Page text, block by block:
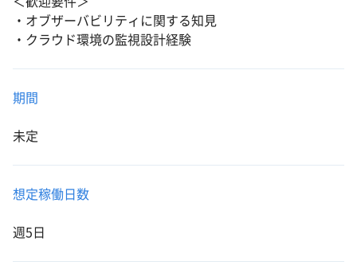
・オブザーバビリティに関する知見
・クラウド環境の監視設計経験
期間
未定
想定稼働日数
週5日